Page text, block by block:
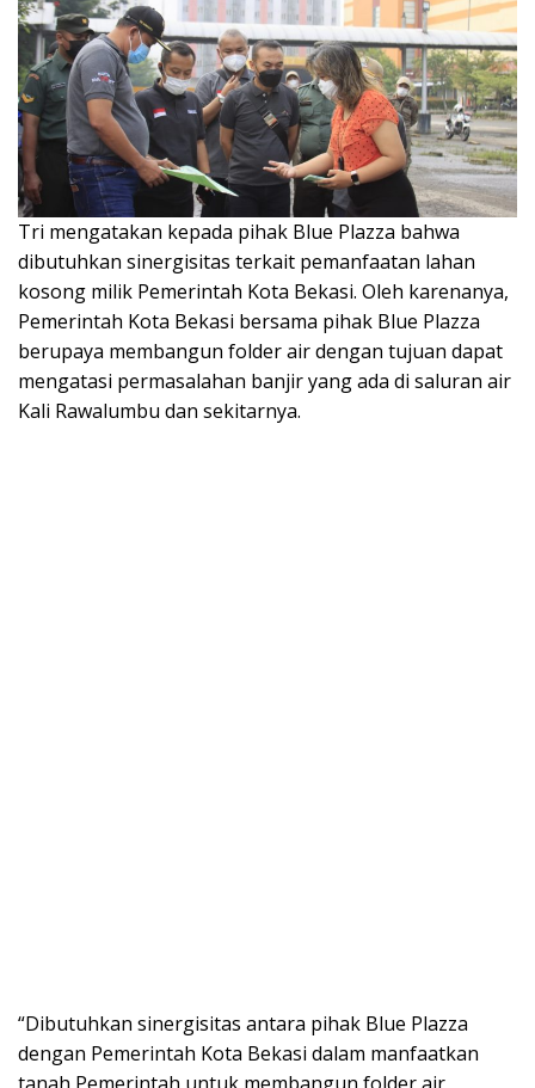
Tri mengatakan kepada pihak Blue Plazza bahwa
dibutuhkan sinergisitas terkait pemanfaatan lahan
kosong milik Pemerintah Kota Bekasi. Oleh karenanya,
Pemerintah Kota Bekasi bersama pihak Blue Plazza
berupaya membangun folder air dengan tujuan dapat
mengatasi permasalahan banjir yang ada di saluran air
Kali Rawalumbu dan sekitarnya.
“Dibutuhkan sinergisitas antara pihak Blue Plazza
dengan Pemerintah Kota Bekasi dalam manfaatkan